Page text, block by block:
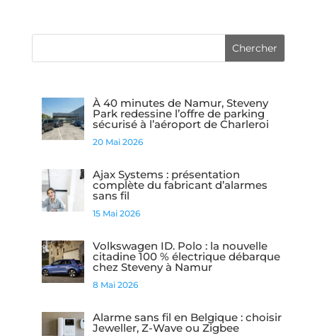
À 40 minutes de Namur, Steveny
Park redessine l’offre de parking
sécurisé à l’aéroport de Charleroi
20 Mai 2026
Ajax Systems : présentation
complète du fabricant d’alarmes
sans fil
15 Mai 2026
Volkswagen ID. Polo : la nouvelle
citadine 100 % électrique débarque
chez Steveny à Namur
8 Mai 2026
Alarme sans fil en Belgique : choisir
Jeweller, Z-Wave ou Zigbee